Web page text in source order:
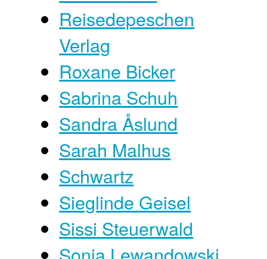
Reisedepeschen
Verlag
Roxane Bicker
Sabrina Schuh
Sandra Åslund
Sarah Malhus
Schwartz
Sieglinde Geisel
Sissi Steuerwald